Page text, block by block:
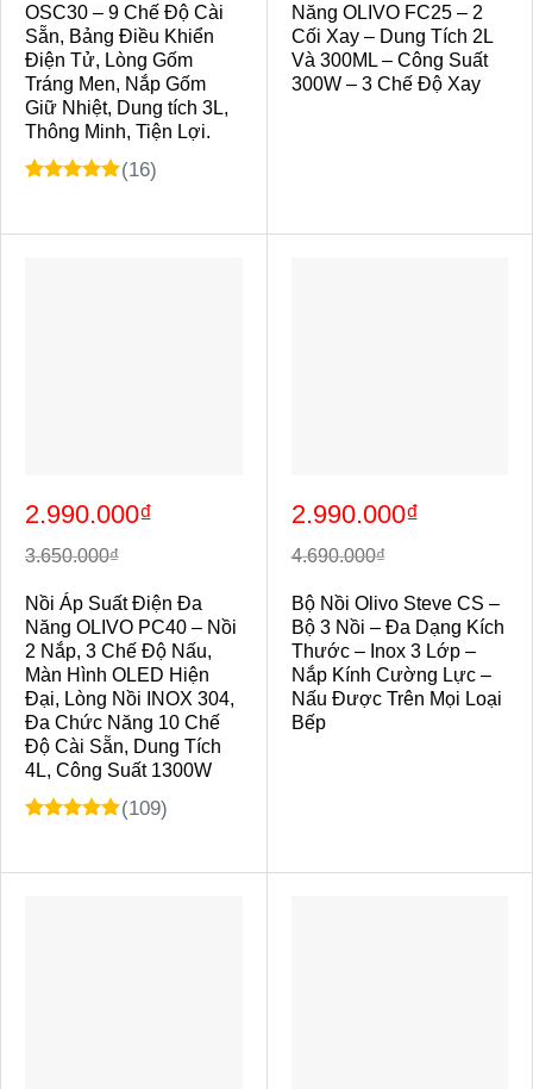
OSC30 – 9 Chế Độ Cài
Sẵn, Bảng Điều Khiển
Điện Tử, Lòng Gốm
Tráng Men, Nắp Gốm
Giữ Nhiệt, Dung tích 3L,
Thông Minh, Tiện Lợi.
đánh giá
(16)
Năng OLIVO FC25 – 2
Cối Xay – Dung Tích 2L
Và 300ML – Công Suất
300W – 3 Chế Độ Xay
3.650.000₫
Giá
gốc
3.650.000₫.
2.990.000₫
Giá
hiện
là:
2.990.000₫.
Nồi Áp Suất Điện Đa
Năng OLIVO PC40 – Nồi
2 Nắp, 3 Chế Độ Nấu,
Màn Hình OLED Hiện
Đại, Lòng Nồi INOX 304,
Đa Chức Năng 10 Chế
Độ Cài Sẵn, Dung Tích
4L, Công Suất 1300W
5 sao
(109)
4.690.000₫
Giá
gốc
4.690.000₫.
2.990.000₫
Giá
hiện
là:
2.990.000₫.
Bộ Nồi Olivo Steve CS –
Bộ 3 Nồi – Đa Dạng Kích
Thước – Inox 3 Lớp –
Nắp Kính Cường Lực –
Nấu Được Trên Mọi Loại
Bếp